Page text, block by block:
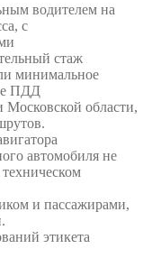
водителем на
с
стаж
минимальное
ПДД
области,
автомобиля не
и пассажирами,
этикета